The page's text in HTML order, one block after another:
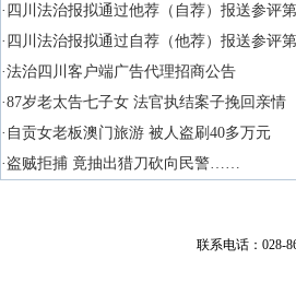
·四川法治报拟通过他荐（自荐）报送参评
·四川法治报拟通过自荐（他荐）报送参评
·法治四川客户端广告代理招商公告
·87岁老太告七子女 法官执结案子挽回亲情
·自贡女老板澳门旅游 被人盗刷40多万元
·盗贼拒捕 竟抽出猎刀砍向民警……
联系电话：028-